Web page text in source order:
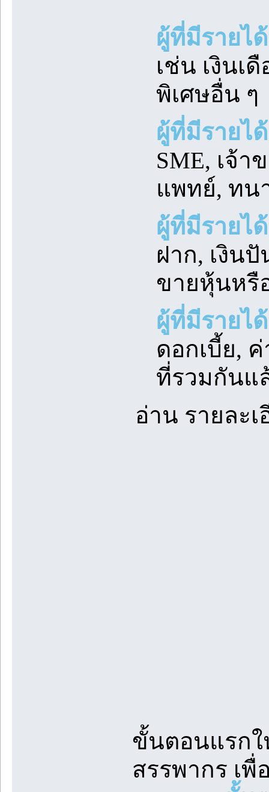
ผู้ที่มีรายไ
เช่น เงินเ
พิเศษอื่น ๆ
ผู้ที่มีรายไ
SME, เจ้
แพทย์, ทน
ผู้ที่มีรายไ
ฝาก, เงิน
ขายหุ้นหรื
ผู้ที่มีรายไ
ดอกเบี้ย,
ที่รวมกันแ
อ่าน รายละ
ขั้นตอนแรกใ
สรรพากร เ